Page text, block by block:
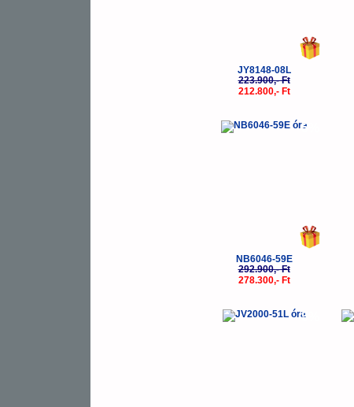
JY8148-08L
223.900,- Ft
212.800,- Ft
-5%
NB6046-59E
292.900,- Ft
278.300,- Ft
-5%